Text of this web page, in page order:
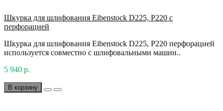
Шкурка для шлифования Eibenstock D225, P220 с
перфорацией
Шкурка для шлифования Eibenstock D225, P220 перфорацией
используется совместно с шлифовальными машин..
5 940 р.
В корзину